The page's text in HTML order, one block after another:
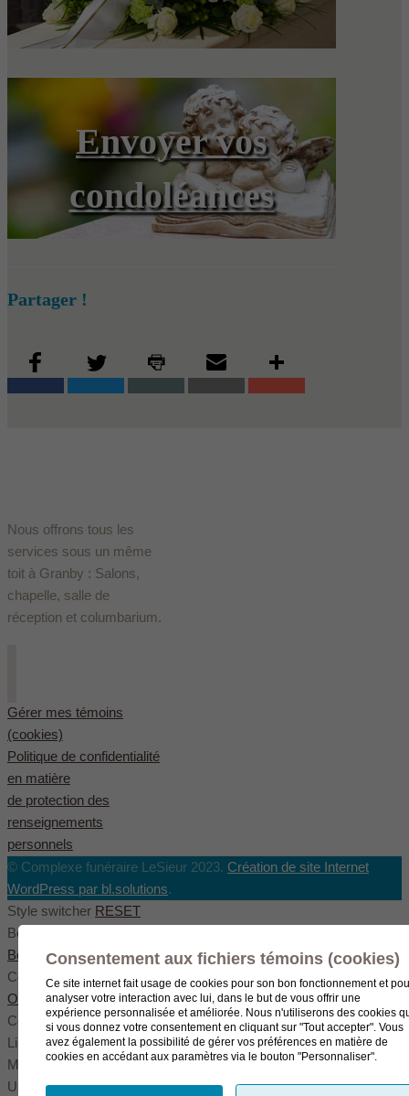
Envoyer vos
condoléances
Partager !
Nous offrons tous les
services sous un même
toit à Granby : Salons,
chapelle, salle de
réception et columbarium.
Gérer mes témoins
(cookies)
Politique de confidentialité
en matière
de protection des
renseignements
personnels
© Complexe funéraire LeSieur 2023. Création de site Internet
WordPress par bl.solutions.
Style switcher RESET
Body styles
Boxed
Wide Fullwide
Color scheme
Original Blue Green
Color settings
Link color
Menu color
User color
Consentement aux fichiers témoins (cookies)
Ce site internet fait usage de cookies pour son bon fonctionnement et
analyser votre interaction avec lui, dans le but de vous offrir une
expérience personnalisée et améliorée. Nous n'utiliserons des cookies
si vous donnez votre consentement en cliquant sur "Tout accepter". Vous
avez également la possibilité de gérer vos préférences en matière de
cookies en accédant aux paramètres via le bouton "Personnaliser".